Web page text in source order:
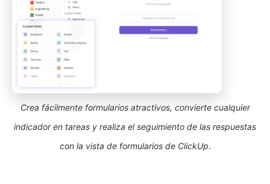
Crea fácilmente formularios atractivos, convierte cualquier
indicador en tareas y realiza el seguimiento de las respuestas
con la vista de formularios de ClickUp.